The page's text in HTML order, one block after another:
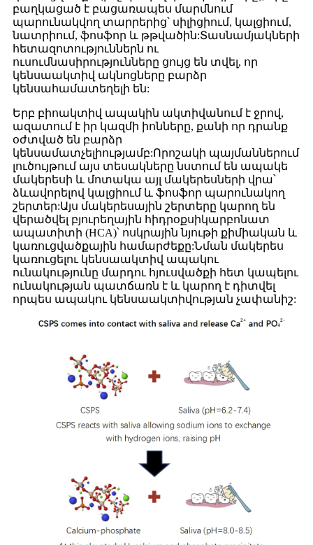
բաղկացած է բացառապես մարմնում
պարունակվող տարրերից՝ սիլիցիում, կալցիում,
նատրիում, ֆոսֆոր և թթվածին:Տասնամյակների
հետազոտություններն ու
ուսումնասիրությունները ցույց են տվել, որ
կենսաակտիվ ակնոցները բարձր
կենսահամատեղելի են:
Երբ բիոակտիվ ապակին ակտիվանում է ջրով,
ազատում է իր կազմի իոնները, քանի որ դրանք
օժտված են բարձր
կենսամատչելիությամբ:Որոշակի պայմաններում
լուծույթում այս տեսակները նստում են ապակե
մակերեսի և մոտակա այլ մակերեսների վրա՝
ձևավորելով կալցիում և ֆոսֆոր պարունակող
շերտեր:Այս մակերեսային շերտերը կարող են
վերածվել բյուրեղային հիդրօքսիկարբոնատ
ապատիտի (HCA)՝ ոսկրային նյութի քիմիական և
կառուցվածքային համարժեքը:Նման մակերես
կառուցելու կենսաակտիվ ապակու
ունակությունը մարդու հյուսվածքի հետ կապելու
ունակության պատճառն է և կարող է դիտվել
որպես ապակու կենսաակտիվության չափանիշ: